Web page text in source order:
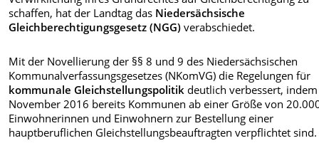
schaffen, hat der Landtag das Niedersächsische
Gleichberechtigungsgesetz (NGG) verabschiedet.
Mit der Novellierung der §§ 8 und 9 des Niedersächsischen
Kommunalverfassungsgesetzes (NKomVG) die Regelungen für
kommunale Gleichstellungspolitik deutlich verbessert,
November 2016 bereits Kommunen ab einer Größe von
Einwohnerinnen und Einwohnern zur Bestellung einer
hauptberuflichen Gleichstellungsbeauftragten verpflichtet sind.